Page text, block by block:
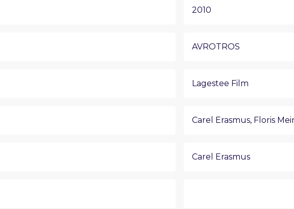
2010
AVROTROS
Lagestee Film
Carel Erasmus, Floris
Carel Erasmus